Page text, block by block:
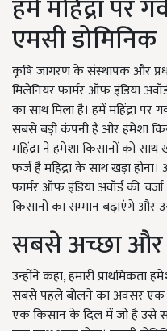
हमें महिंद्रा पर
एमसी डोमिनिक
कृषि जागरण के संस्थापक और
मिलेनियर फार्मर ऑफ इंडिया
का साथ मिला है। हमें महिंद्रा पर
सबसे बड़ी कंपनी है और हमेशा
महिंद्रा ने हमेशा किसानों को
फर्ज है महिंद्रा के साथ खड़ा
फार्मर ऑफ इंडिया अवॉर्ड की
किसानों का सम्मान बढ़ाएंगे और
सबसे अच्छा
उन्होंने कहा, हमारी प्राथमिकता
सबसे पहले बोलने का अवसर एक
एक किसान के दिल में जो है उसे